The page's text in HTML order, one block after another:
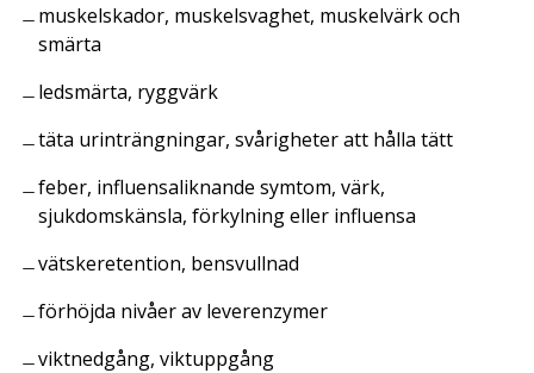
muskelskador, muskelsvaghet, muskelvärk och
smärta
ledsmärta, ryggvärk
täta urinträngningar, svårigheter att hålla tätt
feber, influensaliknande symtom, värk,
sjukdomskänsla, förkylning eller influensa
vätskeretention, bensvullnad
förhöjda nivåer av leverenzymer
viktnedgång, viktuppgång